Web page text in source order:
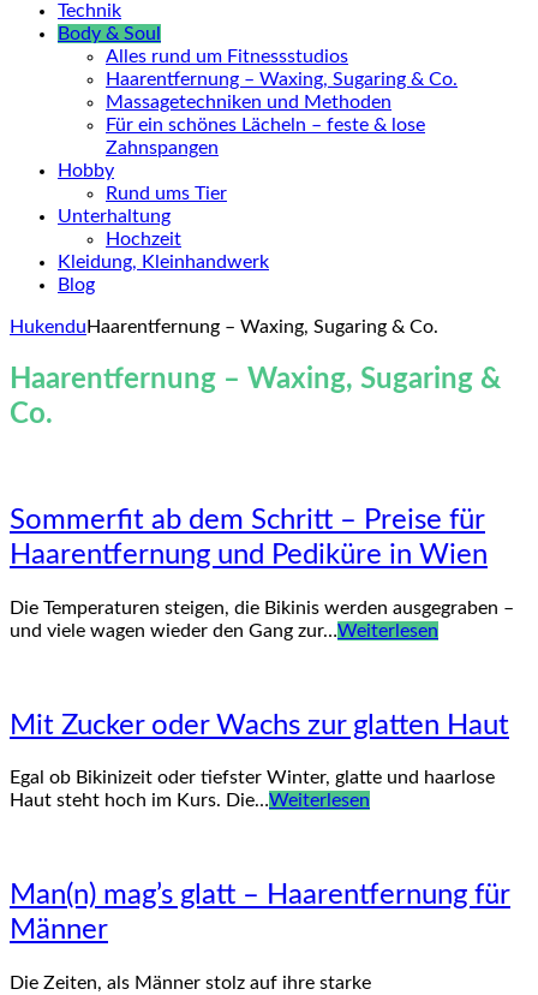
Technik
Body & Soul
Alles rund um Fitnessstudios
Haarentfernung – Waxing, Sugaring & Co.
Massagetechniken und Methoden
Für ein schönes Lächeln – feste & lose
Zahnspangen
Hobby
Rund ums Tier
Unterhaltung
Hochzeit
Kleidung, Kleinhandwerk
Blog
Hukendu Haarentfernung – Waxing, Sugaring & Co.
Haarentfernung – Waxing, Sugaring &
Co.
Sommerfit ab dem Schritt – Preise für
Haarentfernung und Pediküre in Wien
Die Temperaturen steigen, die Bikinis werden ausgegraben –
und viele wagen wieder den Gang zur…Weiterlesen
Mit Zucker oder Wachs zur glatten Haut
Egal ob Bikinizeit oder tiefster Winter, glatte und haarlose
Haut steht hoch im Kurs. Die…Weiterlesen
Man(n) mag’s glatt – Haarentfernung für
Männer
Die Zeiten, als Männer stolz auf ihre starke